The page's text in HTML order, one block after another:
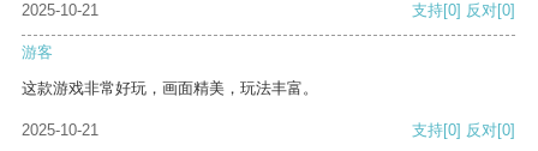
2025-10-21
支持[0] 反对[0]
游客
这款游戏非常好玩，画面精美，玩法丰富。
2025-10-21 支持[0] 反对[0]